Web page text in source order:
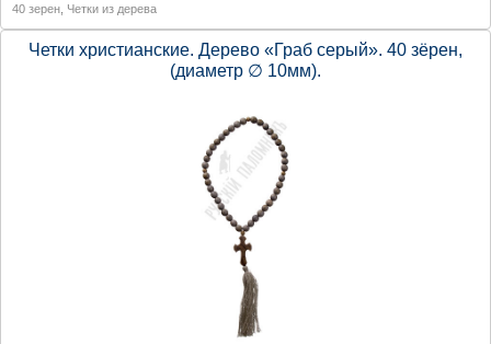
40 зерен Четки из дерева
Четки христианские. Дерево «Граб серый». 40 зёрен,
(диаметр ∅ 10мм).